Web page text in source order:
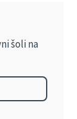
šoli na